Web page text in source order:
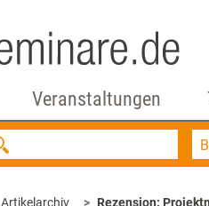
Veranstaltungen
Artikelarchiv Rezension: